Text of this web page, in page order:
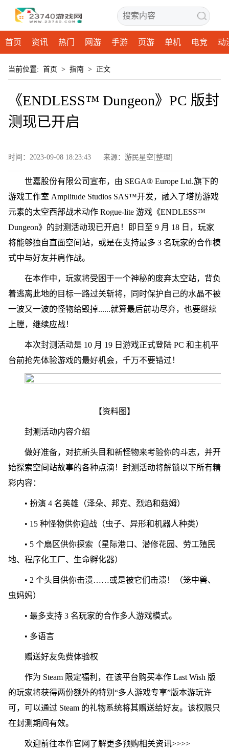
首页 资讯 热门 网游 手游 页游 单机 电竞 动
当前位置: 首页 > 指南 > 正文
《ENDLESS™ Dungeon》PC 版封
测现已开启
时间：2023-09-08 18:23:43 来源：游民星空[整理]
世嘉股份有限公司宣布，由 SEGA® Europe Ltd.旗下的
游戏工作室 Amplitude Studios SAS™开发，融入了塔防游戏
元素的太空西部战术动作 Rogue-lite 游戏《ENDLESS™
Dungeon》的封测活动现已开启！即日至 9 月 18 日，玩家
将能够独自直面空间站，或是在支持最多 3 名玩家的合作模
式中与好友并肩作战。
在本作中，玩家将受困于一个神秘的废弃太空站，背负
着逃离此地的目标一路过关斩将，同时保护自己的水晶不被
一波又一波的怪物给毁掉......就算最后前功尽弃，也要继续
上膛，继续应战！
本次封测活动是 10 月 19 日游戏正式登陆 PC 和主机平
台前抢先体验游戏的最好机会，千万不要错过！
【资料图】
封测活动内容介绍
做好准备，对抗新头目和新怪物来考验你的斗志，并开
始探索空间站故事的各种点滴！封测活动将解锁以下所有精
彩内容：
• 扮演 4 名英雄（泽朵、邦克、烈焰和菇姆）
• 15 种怪物供你迎战（虫子、异形和机器人种类）
• 5 个扇区供你探索（星际港口、潜修花园、劳工殖民
地、程序化工厂、生命孵化器）
• 2 个头目供你击溃……或是被它们击溃！（笼中兽、
虫妈妈）
• 最多支持 3 名玩家的合作多人游戏模式。
• 多语言
赠送好友免费体验权
作为 Steam 限定福利，在该平台购买本作 Last Wish 版
的玩家将获得两份额外的特别“多人游戏专享”版本游玩许
可，可以通过 Steam 的礼物系统将其赠送给好友。该权限只
在封测期间有效。
欢迎前往本作官网了解更多预购相关资讯>>>>